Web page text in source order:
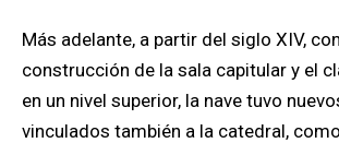
Más adelante, a partir del siglo XIV,
construcción de la sala capitular y el
en un nivel superior, la nave tuvo
vinculados también a la catedral,